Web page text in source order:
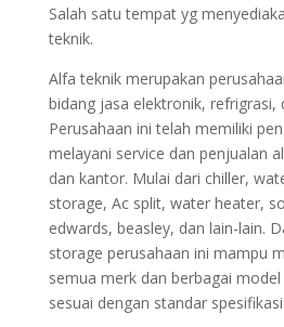
Salah satu tempat yg
teknik.
Alfa teknik merupakan
bidang jasa elektronik, refrigrasi,
Perusahaan ini telah memiliki
melayani service dan penjualan
dan kantor. Mulai dari chiller,
storage, Ac split, water heater,
edwards, beasley, dan lain-lain.
storage perusahaan ini mampu
semua merk dan berbagai
sesuai dengan standar